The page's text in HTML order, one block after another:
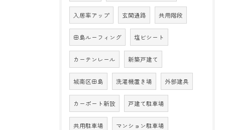
入居率アップ 玄関通路 共用階段
田島ルーフィング 塩ビシート
カーテンレール 新築戸建て
城南区田島 洗濯機置き場 外部建具
カーポート新設 戸建て駐車場
共用駐車場 マンション駐車場